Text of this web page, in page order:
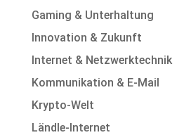
Gaming & Unterhaltung
Innovation & Zukunft
Internet & Netzwerktechnik
Kommunikation & E-Mail
Krypto-Welt
Ländle-Internet